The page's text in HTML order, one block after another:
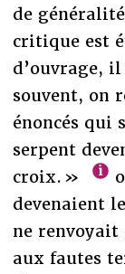
de
critique est
d’ouvrage,
souvent, on
énoncés qui
serpent
croix. »
devenaient
ne renvoyait
aux fautes